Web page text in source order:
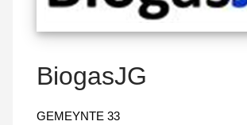
BiogasJG
GEMEYNTE 33